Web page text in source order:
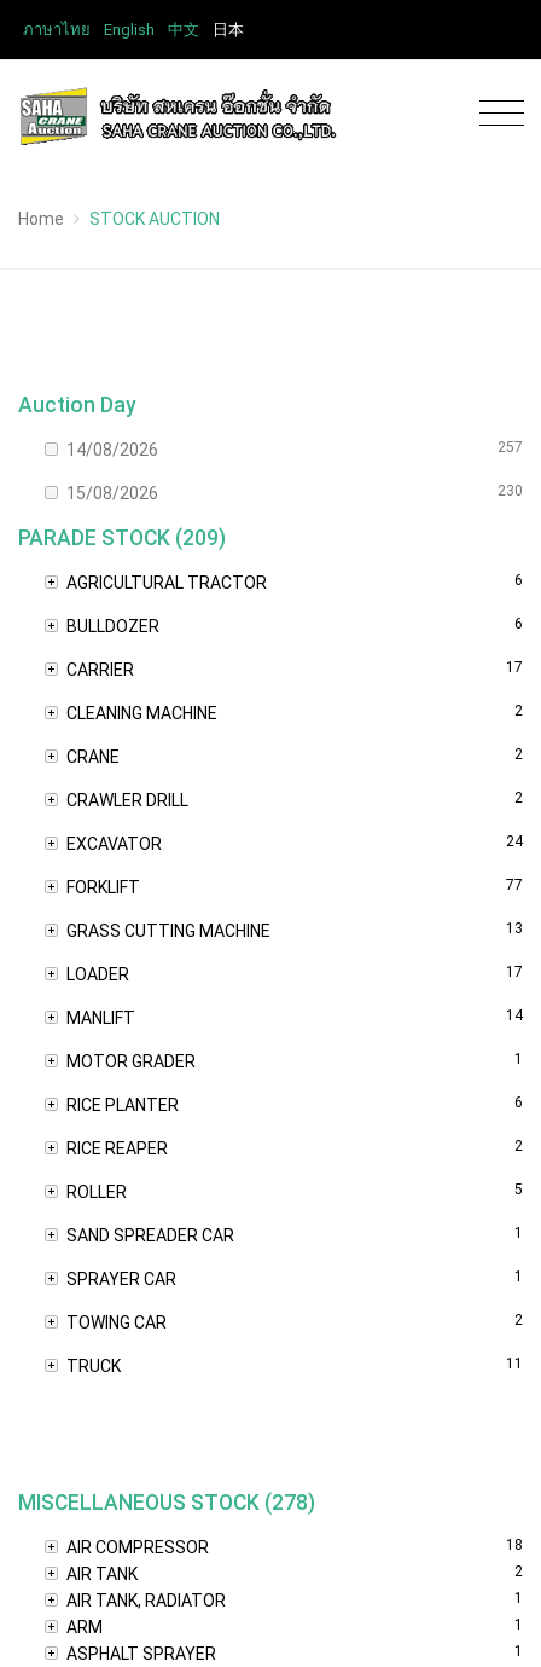
ภาษาไทย English 中文 日本
Home STOCK AUCTION
Auction Day
14/08/2026 257
15/08/2026 230
PARADE STOCK (209)
AGRICULTURAL TRACTOR 6
BULLDOZER 6
CARRIER 17
CLEANING MACHINE 2
CRANE 2
CRAWLER DRILL 2
EXCAVATOR 24
FORKLIFT 77
GRASS CUTTING MACHINE 13
LOADER 17
MANLIFT 14
MOTOR GRADER 1
RICE PLANTER 6
RICE REAPER 2
ROLLER 5
SAND SPREADER CAR 1
SPRAYER CAR 1
TOWING CAR 2
TRUCK 11
MISCELLANEOUS STOCK (278)
AIR COMPRESSOR 18
AIR TANK 2
AIR TANK, RADIATOR 1
ARM 1
ASPHALT SPRAYER 1